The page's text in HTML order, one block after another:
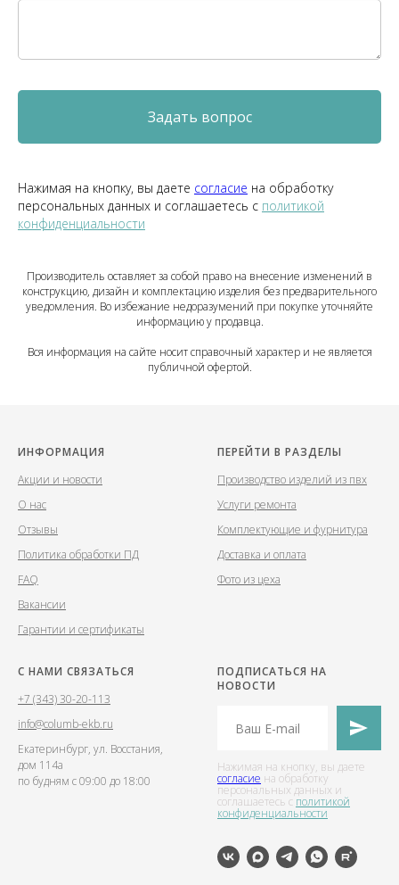
Задать вопрос
Нажимая на кнопку, вы даете согласие на обработку
персональных данных и соглашаетесь c политикой
конфиденциальности
Производитель оставляет за собой право на внесение изменений в
конструкцию, дизайн и комплектацию изделия без предварительного
уведомления. Во избежание недоразумений при покупке уточняйте
информацию у продавца.
Вся информация на сайте носит справочный характер и не является
публичной офертой.
ИНФОРМАЦИЯ
Акции и новости
О нас
Отзывы
Политика обработки ПД
FAQ
Вакансии
Гарантии и сертификаты
ПЕРЕЙТИ В РАЗДЕЛЫ
Производство изделий из пвх
Услуги ремонта
Комплектующие и фурнитура
Доставка и оплата
Фото из цеха
С НАМИ СВЯЗАТЬСЯ
+7 (343) 30-20-113
info@columb-ekb.ru
Екатеринбург, ул. Восстания,
дом 114а
по будням с 09:00 до 18:00
ПОДПИСАТЬСЯ НА
НОВОСТИ
Нажимая на кнопку, вы даете
согласие на обработку
персональных данных и
соглашаетесь c политикой
конфиденциальности